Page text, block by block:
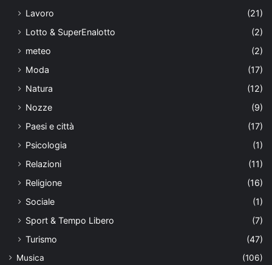
Lavoro
(21)
Lotto & SuperEnalotto
(2)
meteo
(2)
Moda
(17)
Natura
(12)
Nozze
(9)
Paesi e città
(17)
Psicologia
(1)
Relazioni
(11)
Religione
(16)
Sociale
(1)
Sport & Tempo Libero
(7)
Turismo
(47)
Musica (106)